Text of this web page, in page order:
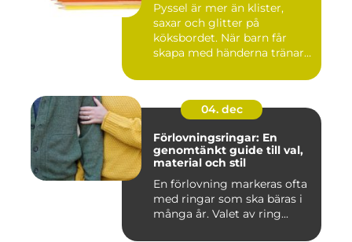
Pyssel är mer än klister,
saxar och glitter på
köksbordet. När barn får
skapa med händerna tränar
04. dec
Förlovningsringar: En
genomtänkt guide till val,
material och stil
En förlovning markeras ofta
med ringar som ska bäras i
många år. Valet av ring...